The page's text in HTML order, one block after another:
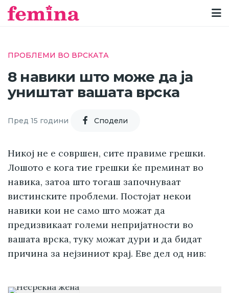
ПРОБЛЕМИ ВО ВРСКАТА
8 навики што може да ја
уништат вашата врска
Пред 15 години Cподели
Никој не е совршен, сите правиме грешки.
Лошото е кога тие грешки ќе преминат во
навика, затоа што тогаш започнуваат
вистинските проблеми. Постојат некои
навики кои не само што можат да
предизвикаат големи непријатности во
вашата врска, туку можат дури и да бидат
причина за нејзиниот крај. Еве дел од нив: